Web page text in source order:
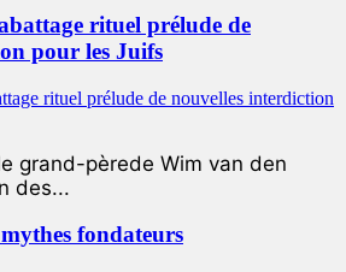
rituel prélude de
pour les Juifs
grand-pèrede Wim van den
des...
fondateurs